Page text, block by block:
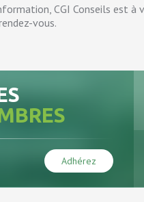
CGI Conseils est
vous.
Adhérez